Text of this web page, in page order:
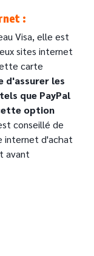
:
Visa, elle est
sites internet
carte
d'assurer les
que PayPal
option
conseillé de
internet d'achat
avant